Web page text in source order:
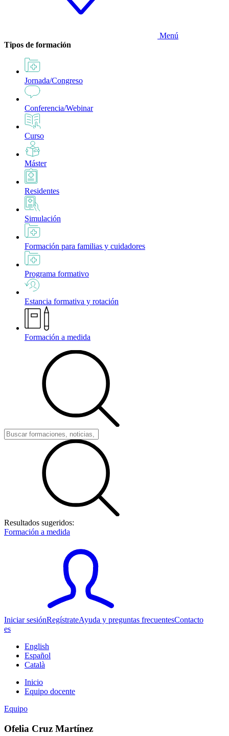
Menú
Tipos de formación
Jornada/Congreso
Conferencia/Webinar
Curso
Máster
Residentes
Simulación
Formación para familias y cuidadores
Programa formativo
Estancia formativa y rotación
Formación a medida
Resultados sugeridos:
Formación a medida
Iniciar sesiónRegístrateAyuda y preguntas frecuentesContacto
es
English
Español
Català
Inicio
Equipo docente
Equipo
Ofelia Cruz Martínez